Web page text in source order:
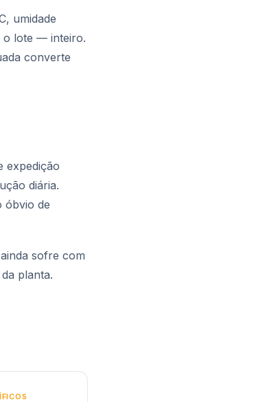
umidade
o lote — inteiro.
converte
expedição
diária.
óbvio de
sofre com
planta.